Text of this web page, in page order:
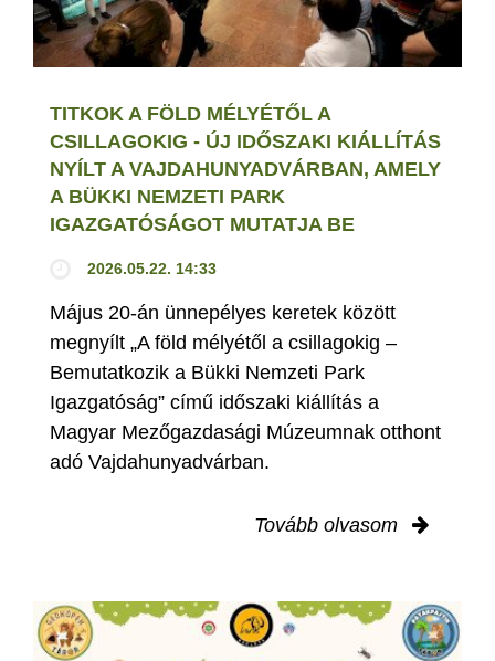
TITKOK A FÖLD MÉLYÉTŐL A
CSILLAGOKIG - ÚJ IDŐSZAKI KIÁLLÍTÁS
NYÍLT A VAJDAHUNYADVÁRBAN, AMELY
A BÜKKI NEMZETI PARK
IGAZGATÓSÁGOT MUTATJA BE
2026.05.22. 14:33
Május 20-án ünnepélyes keretek között
megnyílt „A föld mélyétől a csillagokig –
Bemutatkozik a Bükki Nemzeti Park
Igazgatóság” című időszaki kiállítás a
Magyar Mezőgazdasági Múzeumnak otthont
adó Vajdahunyadvárban.
Tovább olvasom